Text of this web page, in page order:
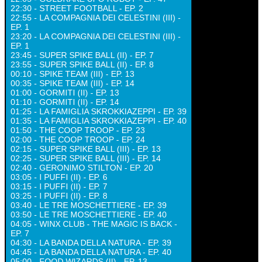
22:30 - STREET FOOTBALL - EP. 2
22:55 - LA COMPAGNIA DEI CELESTINI (III) -
EP. 1
23:20 - LA COMPAGNIA DEI CELESTINI (III) -
EP. 1
23:45 - SUPER SPIKE BALL (II) - EP. 7
23:55 - SUPER SPIKE BALL (II) - EP. 8
00:10 - SPIKE TEAM (III) - EP. 13
00:35 - SPIKE TEAM (III) - EP. 14
01:00 - GORMITI (II) - EP. 13
01:10 - GORMITI (II) - EP. 14
01:25 - LA FAMIGLIA SKROKKIAZEPPI - EP. 39
01:35 - LA FAMIGLIA SKROKKIAZEPPI - EP. 40
01:50 - THE COOP TROOP - EP. 23
02:00 - THE COOP TROOP - EP. 24
02:15 - SUPER SPIKE BALL (III) - EP. 13
02:25 - SUPER SPIKE BALL (III) - EP. 14
02:40 - GERONIMO STILTON - EP. 20
03:05 - I PUFFI (II) - EP. 6
03:15 - I PUFFI (II) - EP. 7
03:25 - I PUFFI (II) - EP. 8
03:40 - LE TRE MOSCHETTIERE - EP. 39
03:50 - LE TRE MOSCHETTIERE - EP. 40
04:05 - WINX CLUB - THE MAGIC IS BACK -
EP. 7
04:30 - LA BANDA DELLA NATURA - EP. 39
04:45 - LA BANDA DELLA NATURA - EP. 40